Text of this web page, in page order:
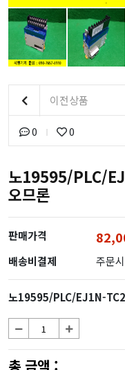
이전상품
0 0
노19595/PLC/
오므론
판매가격
배송비결제
주문
노19595/PLC/EJ1N-
총 금액 :